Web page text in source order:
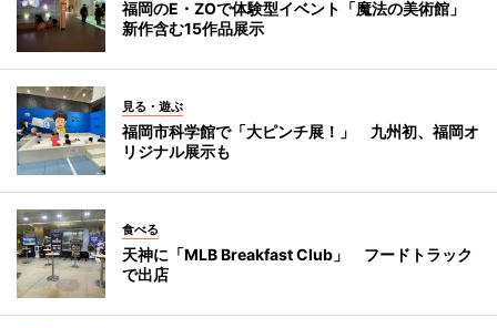
福岡のE・ZOで体験型イベント「魔法の美術館」
新作含む15作品展示
見る・遊ぶ
福岡市科学館で「大ピンチ展！」 九州初、福岡オ
リジナル展示も
食べる
天神に「MLB Breakfast Club」 フードトラック
で出店